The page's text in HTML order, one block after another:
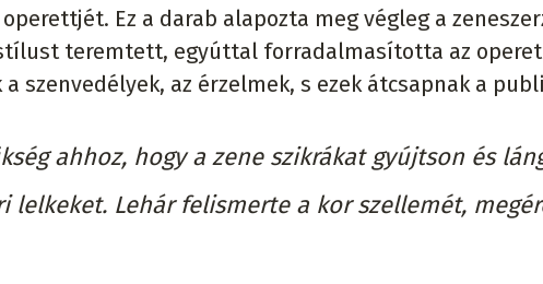
Ez a darab alapozta meg végleg a
teremtett, egyúttal forradalmasította az
szenvedélyek, az érzelmek, s ezek átcsapnak a
ahhoz, hogy a zene szikrákat gyújtson és
lelkeket. Lehár felismerte a kor szellemét,